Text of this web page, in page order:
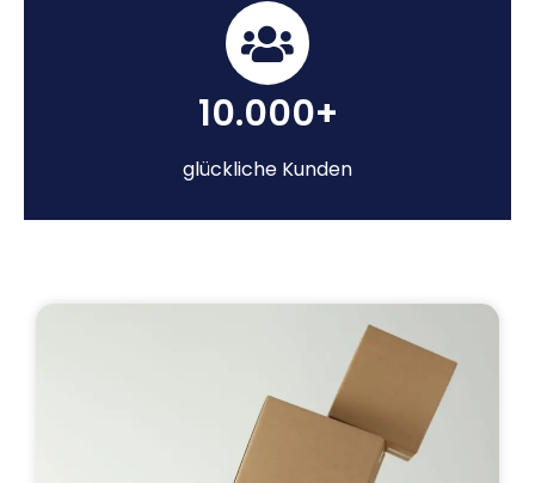
10.000+
glückliche Kunden